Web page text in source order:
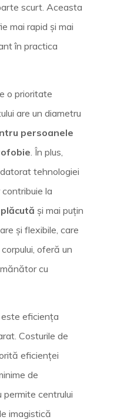
scurt. Aceasta
mai rapid și mai
în practica
o prioritate
are un diametru
persoanele
. În plus,
tehnologiei
la
și mai puțin
și flexibile, care
oferă un
cu
eficiența
Costurile de
eficienței
de
centrului
imagistică